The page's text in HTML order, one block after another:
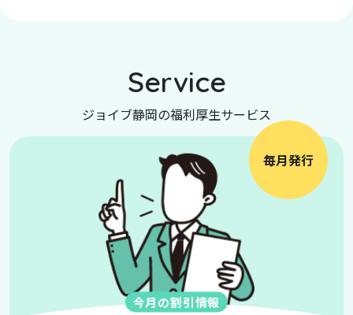
Service
ジョイブ静岡の福利厚生サービス
毎月発行
今月の割引情報